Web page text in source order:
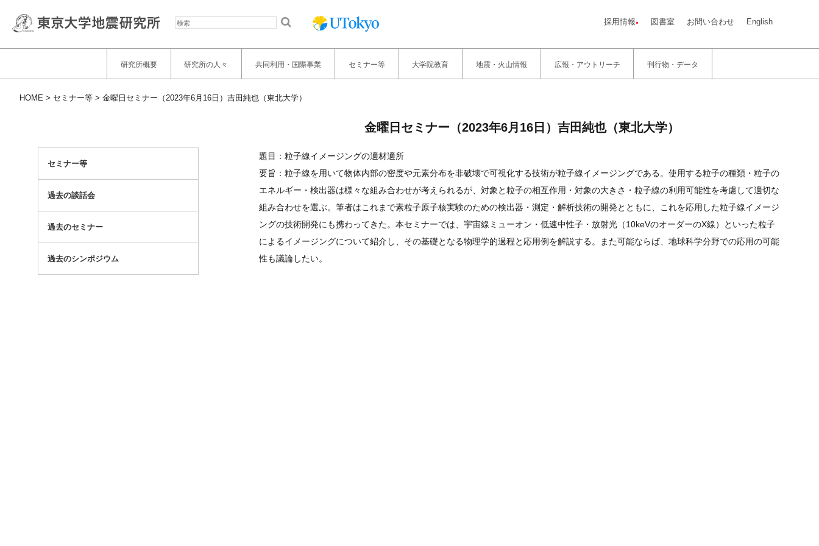
採用情報 図書室 お問い合わせ English
研究所概要 研究所の人々 共同利用・国際事業 セミナー等 大学院教育 地震・火山情報 広報・アウトリーチ 刊行物・データ
HOME セミナー等 金曜日セミナー（2023年6月16日）吉田純也（東北大学）
セミナー等
過去の談話会
過去のセミナー
過去のシンポジウム
金曜日セミナー（2023年6月16日）吉田純也（東北大学）
題目：粒子線イメージングの適材適所
要旨：粒子線を用いて物体内部の密度や元素分布を非破壊で可視化する技術が粒子線イメージングである。使用する粒子の種類・粒子の
エネルギー・検出器は様々な組み合わせが考えられるが、対象と粒子の相互作用・対象の大きさ・粒子線の利用可能性を考慮して適切な
組み合わせを選ぶ。筆者はこれまで素粒子原子核実験のための検出器・測定・解析技術の開発とともに、これを応用した粒子線イメージ
ングの技術開発にも携わってきた。本セミナーでは、宇宙線ミューオン・低速中性子・放射光（10keVのオーダーのX線）といった粒子
によるイメージングについて紹介し、その基礎となる物理学的過程と応用例を解説する。また可能ならば、地球科学分野での応用の可能
性も議論したい。